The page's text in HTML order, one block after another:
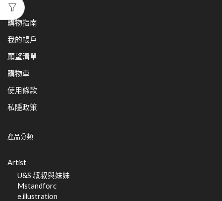
產品
購物指南
我的帳戶
願望清單
購物車
使用條款
私隱政策
產品分類
Artist
U&S 叔叔與妹妹
Mstandforc
e.illustration